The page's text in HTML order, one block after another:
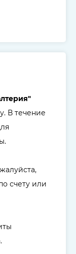
"
В течение
счету или